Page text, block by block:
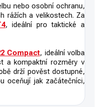
nebo osobní ochranu,
rážích a velikostech. Za
, ideální pro taktické a
Compact, ideální volba
a kompaktní rozměry v
drží pověst dostupné,
oceňují jak začátečníci,